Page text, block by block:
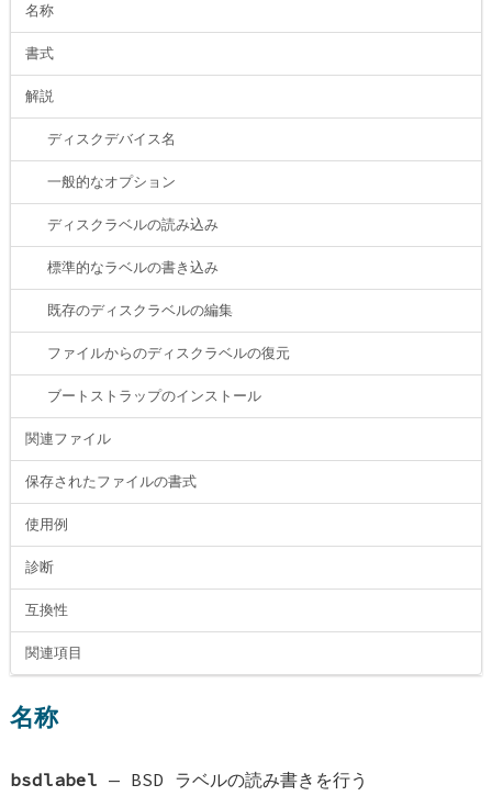
名称
書式
解説
ディスクデバイス名
一般的なオプション
ディスクラベルの読み込み
標準的なラベルの書き込み
既存のディスクラベルの編集
ファイルからのディスクラベルの復元
ブートストラップのインストール
関連ファイル
保存されたファイルの書式
使用例
診断
互換性
関連項目
名称
bsdlabel — BSD ラベルの読み書きを行う